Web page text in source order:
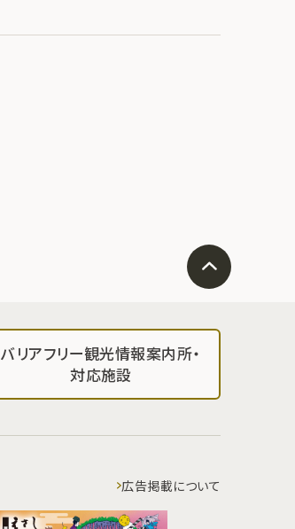
バリアフリー観光情報案内所・
対応施設
広告掲載について